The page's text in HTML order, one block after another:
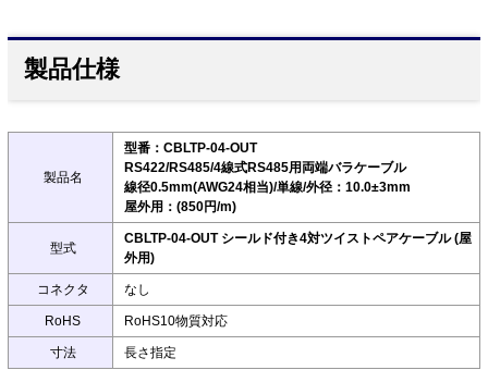
製品仕様
製品名
型番：CBLTP-04-OUT
RS422/RS485/4線式RS485用両端バラケーブル
線径0.5mm(AWG24相当)/単線/外径：10.0±3mm
屋外用：(850円/m)
型式
CBLTP-04-OUT シールド付き4対ツイストペアケーブル (屋
外用)
コネクタ なし
RoHS RoHS10物質対応
寸法 長さ指定